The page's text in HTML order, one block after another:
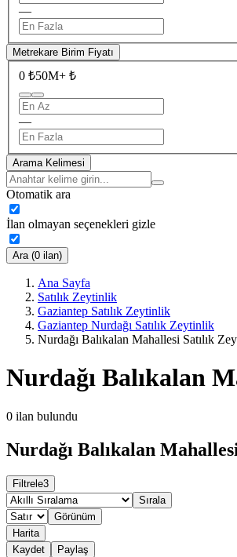
—
Metrekare Birim Fiyatı
0 ₺50M+ ₺
—
Arama Kelimesi
Otomatik ara
İlan olmayan seçenekleri gizle
Ara (0 ilan)
Ana Sayfa
Satılık Zeytinlik
Gaziantep Satılık Zeytinlik
Gaziantep Nurdağı Satılık Zeytinlik
Nurdağı Balıkalan Mahallesi Satılık
Nurdağı Balıkalan
0 ilan bulundu
Nurdağı Balıkalan
Filtrele3
Sırala
Görünüm
Harita
Kaydet
Paylaş